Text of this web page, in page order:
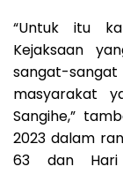
“Untuk itu
Kejaksaan
sangat-
masyarakat
Sangihe,”
2023 dalam
63 dan Hari